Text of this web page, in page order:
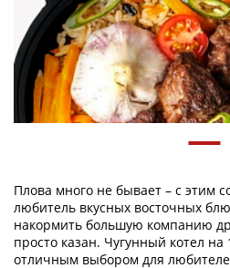
Плова много не бывает – с этим
любитель вкусных восточных
накормить большую компанию
просто казан. Чугунный котел на
отличным выбором для